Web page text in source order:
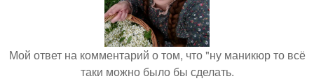
Мой ответ на комментарий о том, что "ну маникюр то всё
таки можно было бы сделать.